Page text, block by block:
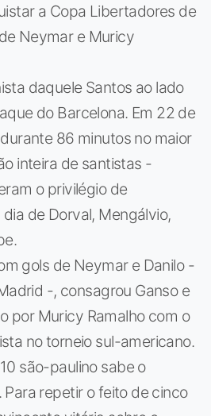
a Copa Libertadores de
Neymar e Muricy
daquele Santos ao lado
do Barcelona. Em 22 de
86 minutos no maior
inteira de santistas -
o privilégio de
de Dorval, Mengálvio,
gols de Neymar e Danilo -
-, consagrou Ganso e
por Muricy Ramalho com o
no torneio sul-americano.
são-paulino sabe o
Para repetir o feito de cinco